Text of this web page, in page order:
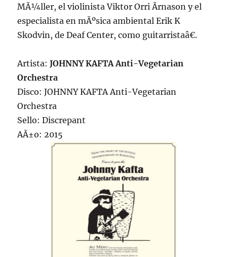
MÃ¼ller, el violinista Viktor Orri Ãrnason y el
especialista en mÃºsica ambiental Erik K
Skodvin, de Deaf Center, como guitarristaâ€.
Artista:JOHNNY KAFTA Anti-Vegetarian
Orchestra
Disco: JOHNNY KAFTA Anti-Vegetarian
Orchestra
Sello: Discrepant
AÃ±o: 2015